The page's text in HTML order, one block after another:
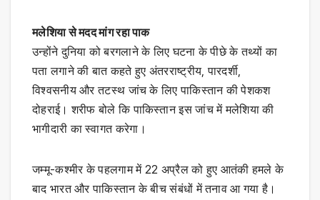
मलेशिया से मदद मांग रहा पाक
उन्होंने दुनिया को बरगलाने के लिए घटना के पीछे के तथ्यों का
पता लगाने की बात कहते हुए अंतरराष्ट्रीय, पारदर्शी,
विश्वसनीय और तटस्थ जांच के लिए पाकिस्तान की पेशकश
दोहराई। शरीफ बोले कि पाकिस्तान इस जांच में मलेशिया की
भागीदारी का स्वागत करेगा।
जम्मू-कश्मीर के पहलगाम में 22 अप्रैल को हुए आतंकी हमले के
बाद भारत और पाकिस्तान के बीच संबंधों में तनाव आ गया है।